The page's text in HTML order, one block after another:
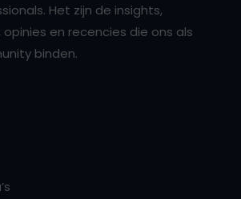
Het zijn de insights,
en recencies die ons als
binden.